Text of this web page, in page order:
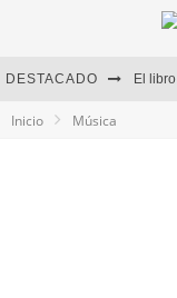
DESTACADO
Inicio Música